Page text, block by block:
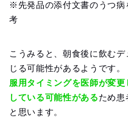
※先発品の添付文書のうつ病
考
こうみると、朝食後に飲む
じる可能性があるようです。
服用タイミングを医師が変
している可能性がある ため患
と思います。